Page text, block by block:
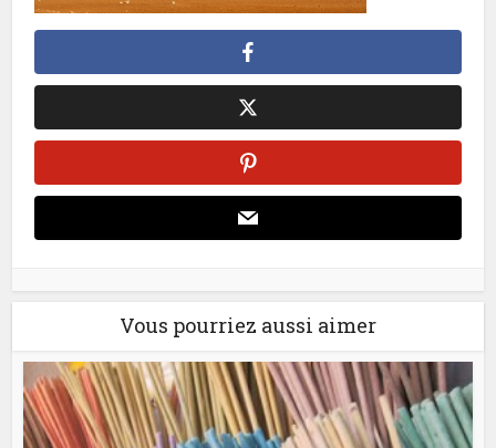
Vous pourriez aussi aimer